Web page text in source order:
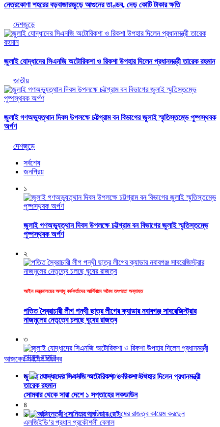
নেত্রকোণা শহরের বড়বাজারজুড়ে আগুনের তাণ্ডব, দেড় কোটি টাকার ক্ষতি
দেশজুড়ে
জুলাই যোদ্ধাদের সিএনজি অটোরিকশা ও রিকশা উপহার দিলেন প্রধানমন্ত্রী তারেক রহমান
জাতীয়
জুলাই গণঅভ্যুত্থান দিবস উপলক্ষে চট্টগ্রাম বন বিভাগের জুলাই স্মৃতিস্তম্ভে পুষ্পস্থবক
অর্পণ
দেশজুড়ে
সর্বশেষ
জনপ্রিয়
১
জুলাই গণঅভ্যুত্থান দিবস উপলক্ষে চট্টগ্রাম বন বিভাগের জুলাই স্মৃতিস্তম্ভে
পুষ্পস্থবক অর্পণ
২
আইন মন্ত্রনালয়ের অসাধু কর্মকর্তাদের আর্শিবাদে অবৈধ তৎপরতা অব্যাহত
পতিত স্বৈরাচারী লীগ পন্থী ছাত্র লীগের ক্যাডার নবাবগঞ্জ সাবরেজিস্ট্রার
নাজমুলের নেতৃত্বে চলছে ঘুষের রাজত্ব
৩
জুলাই যোদ্ধাদের সিএনজি অটোরিকশা ও রিকশা উপহার দিলেন প্রধানমন্ত্রী
তারেক রহমান
৪
আজকের সর্বশেষ সবখবর
১
সোমবার থেকে সারা দেশে ১ সপ্তাহের লকডাউন
২